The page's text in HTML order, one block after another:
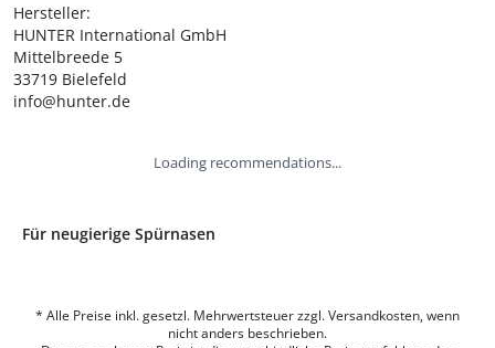
Hersteller:
HUNTER International GmbH
Mittelbreede 5
33719 Bielefeld
info@hunter.de
Loading recommendations...
Für neugierige Spürnasen
* Alle Preise inkl. gesetzl. Mehrwertsteuer zzgl. Versandkosten, wenn
nicht anders beschrieben.